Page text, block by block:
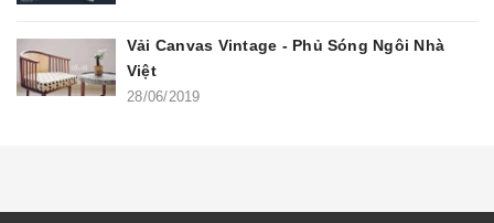
Vải Canvas Vintage - Phủ Sóng Ngôi Nhà
Việt
28/06/2019